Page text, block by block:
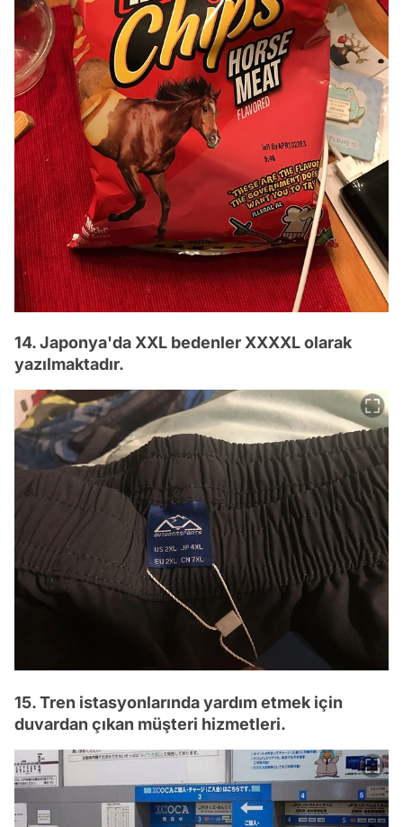
14. Japonya'da XXL bedenler XXXXL olarak
yazılmaktadır.
15. Tren istasyonlarında yardım etmek için
duvardan çıkan müşteri hizmetleri.